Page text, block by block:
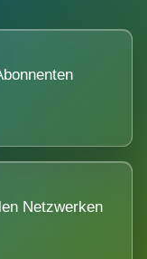
Netzwerken